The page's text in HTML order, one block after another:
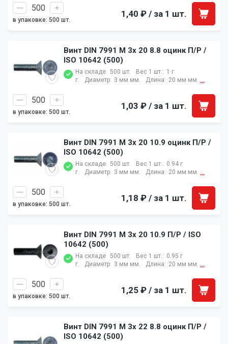
в упаковке: 500 шт.
1,40 ₽ / за 1 шт.
Винт DIN 7991 M 3x 20 8.8 оцинк П/Р /
ISO 10642 (500)
На складе: 500 шт. Вес 1 шт.: 1 г
г.
Диаметр: 3 мм мм. Длина: 20 мм мм. ...
в упаковке: 500 шт.
1,03 ₽ / за 1 шт.
Винт DIN 7991 M 3x 20 10.9 оцинк П/Р /
ISO 10642 (500)
На складе: 500 шт. Вес 1 шт.: 0.94 г
г.
Диаметр: 3 мм мм. Длина: 20 мм мм. ...
в упаковке: 500 шт.
1,18 ₽ / за 1 шт.
Винт DIN 7991 M 3x 20 10.9 П/Р / ISO
10642 (500)
На складе: 500 шт. Вес 1 шт.: 0.95 г
г.
Диаметр: 3 мм мм. Длина: 20 мм мм. ...
в упаковке: 500 шт.
1,25 ₽ / за 1 шт.
Винт DIN 7991 M 3x 22 8.8 оцинк П/Р /
ISO 10642 (500)